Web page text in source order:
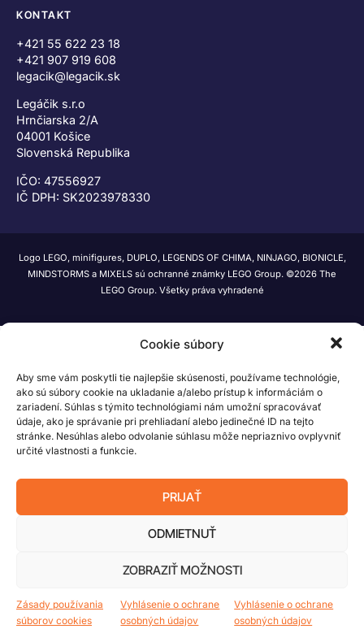
Cookie súbory
Aby sme vám poskytli tie najlepšie skúsenosti, používame technológie,
ako sú súbory cookie na ukladanie a/alebo prístup k informáciám o
zariadení. Súhlas s týmito technológiami nám umožní spracovávať
údaje, ako je správanie pri prehliadaní alebo jedinečné ID na tejto
stránke. Nesúhlas alebo odvolanie súhlasu môže nepriaznivo ovplyvniť
určité vlastnosti a funkcie.
PRIJAŤ
ODMIETNUŤ
ZOBRAZIŤ MOŽNOSTI
Zásady používania
súborov cookies
Vyhlásenie o ochrane
osobných údajov
Vyhlásenie o ochrane
osobných údajov
KONTAKT
+421 55 622 23 18
+421 907 919 608
legacik@legacik.sk
Legáčik s.r.o
Hrnčiarska 2/A
04001 Košice
Slovenská Republika
IČO: 47556927
IČ DPH: SK2023978330
Logo LEGO, minifigures, DUPLO, LEGENDS OF CHIMA, NINJAGO, BIONICLE,
MINDSTORMS a MIXELS sú ochranné známky LEGO Group. ©2026 The
LEGO Group. Všetky práva vyhradené